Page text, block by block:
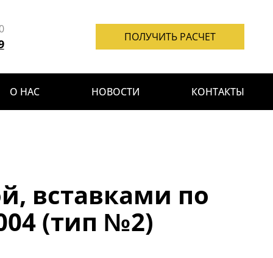
ПОЛУЧИТЬ РАСЧЕТ
О НАС НОВОСТИ КОНТАКТЫ
вставками по
(тип №2)